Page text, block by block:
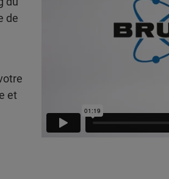
de
et